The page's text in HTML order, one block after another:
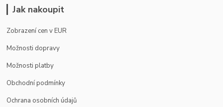
Jak nakoupit
Zobrazení cen v EUR
Možnosti dopravy
Možnosti platby
Obchodní podmínky
Ochrana osobních údajů